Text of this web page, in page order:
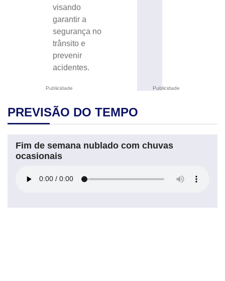
Publicidade
visando
garantir a
segurança no
trânsito e
prevenir
acidentes.
Publicidade
PREVISÃO DO TEMPO
Fim de semana nublado com chuvas
ocasionais